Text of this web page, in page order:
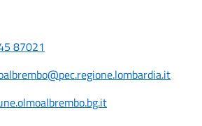
87021